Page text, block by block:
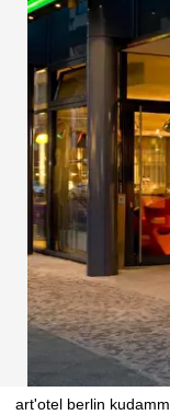
art'otel berlin kudamm